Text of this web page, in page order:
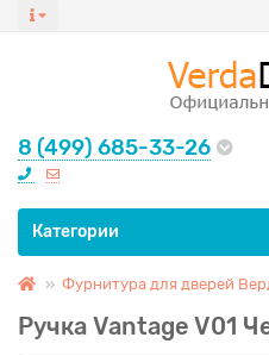
8 (499) 685-33-26
Все категории
Категории
Фурнитура для дверей
Ручка Vantage V01